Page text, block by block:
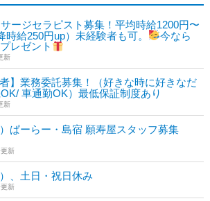
ージセラピスト募集！平均時給1200円〜
時給250円up）未経験者も可。
今なら
レゼント
新
】業務委託募集！（好きな時に好きなだ
車通勤OK）最低保証制度あり
新
ぱーらー・島宿 願寿屋スタッフ募集
新
、土日・祝日休み
新